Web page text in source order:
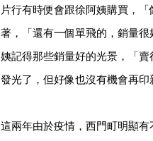
片行有時便會跟徐阿姨購買，
著，「還有一個單飛的，銷量
姨記得那些銷量好的光景，「
發光了，但好像也沒有機會再印
這兩年由於疫情，西門町明顯